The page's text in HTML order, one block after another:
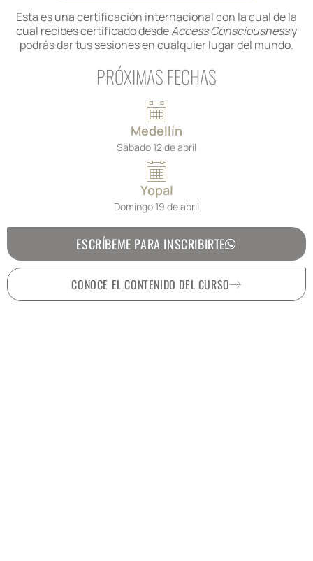
Esta es una certificación internacional con la cual de la
cual recibes certificado desdeAccess Consciousnessy
podrás dar tus sesiones en cualquier lugar del mundo.
PRÓXIMAS FECHAS
Medellín
Sábado 12 de abril
Yopal
Domingo 19 de abril
ESCRÍBEME PARA INSCRIBIRTE
CONOCE EL CONTENIDO DEL CURSO